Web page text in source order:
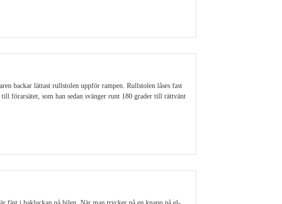
backar lättast rullstolen uppför rampen. Rullstolen låses fast
förarsätet, som han sedan svänger runt 180 grader till rättvänt
fäst i bakluckan på bilen. När man trycker på en knapp på el-